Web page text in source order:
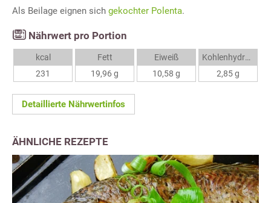
Als Beilage eignen sich gekochter Polenta.
Nährwert pro Portion
kcal
231
Fett
19,96 g
Eiweiß
10,58 g
Kohlenhydrate
2,85 g
Detaillierte Nährwertinfos
ÄHNLICHE REZEPTE